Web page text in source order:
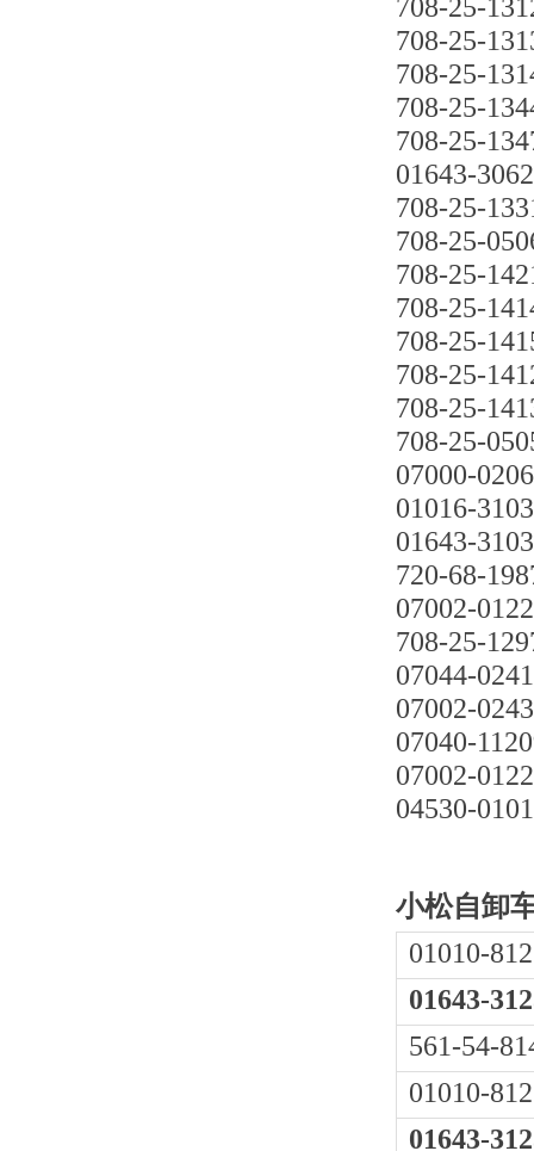
708-25-
708-25-
708-25-
708-25-
708-25-
01643-
708-25-
708-25-
708-25-
708-25-
708-25-
708-25-
708-25-
708-25-
07000-
01016-
01643-
720-68-
07002-
708-25-
07044-
07002-
07040-
07002-
04530-
小松自卸
01010-
01643-
561-54-
01010-
01643-